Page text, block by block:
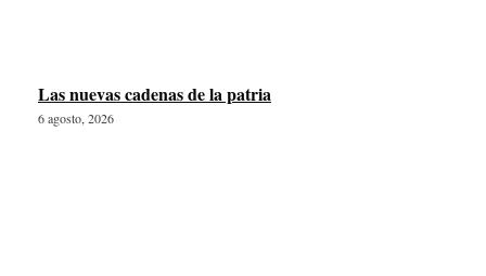
Las nuevas cadenas de la patria
6 agosto, 2026